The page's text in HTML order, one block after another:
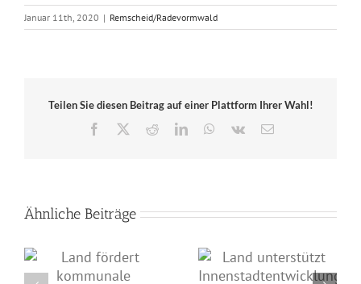
Januar 11th, 2020 | Remscheid/Radevormwald
Teilen Sie diesen Beitrag auf einer Plattform Ihrer Wahl!
Facebook
RedditLinkedInWhatsApp
Vk
E-
Ähnliche Beiträge
Land unterstützt